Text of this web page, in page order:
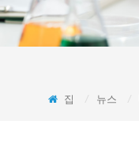
집 뉴스